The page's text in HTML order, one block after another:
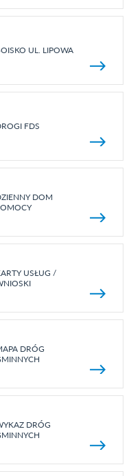
UL. LIPOWA
FDS
DOM
USŁUG /
DRÓG
DRÓG